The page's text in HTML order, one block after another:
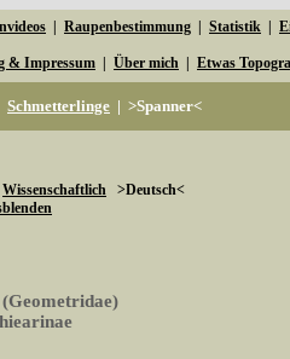
Raupenbestimmung Statistik
& Impressum Über mich Etwas
Schmetterlinge | >Spanner<
Wissenschaftlich >Deutsch<